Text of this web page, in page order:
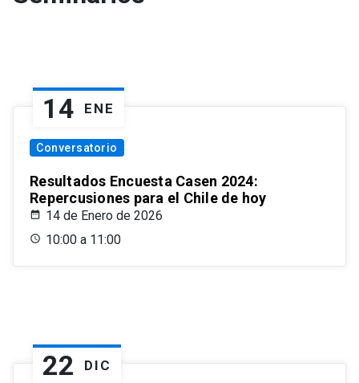
14 ENE
Conversatorio
Resultados Encuesta Casen 2024:
Repercusiones para el Chile de hoy
14 de Enero de 2026
10:00 a 11:00
22 DIC